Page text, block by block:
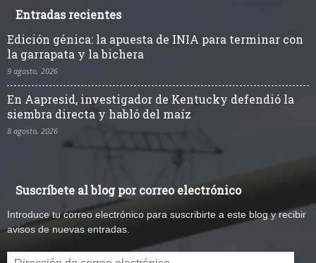
Entradas recientes
Edición génica: la apuesta de INIA para terminar con
la garrapata y la bichera
9 agosto, 2026
En Aapresid, investigador de Kentucky defendió la
siembra directa y habló del maíz
8 agosto, 2026
Suscríbete al blog por correo electrónico
Introduce tu correo electrónico para suscribirte a este blog y recibir
avisos de nuevas entradas.
Dirección